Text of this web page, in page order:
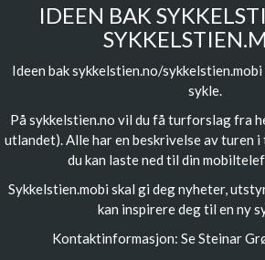
IDEEN BAK
Ideen bak sykkelstien.no/
sykle.
På sykkelstien.no vil du få turforslag fra
utlandet). Alle har en beskrivelse av turen
du kan laste ned til din
Sykkelstien.mobi skal gi deg nyheter,
kan inspirere deg til en ny
Kontaktinformasjon: SeSteinar